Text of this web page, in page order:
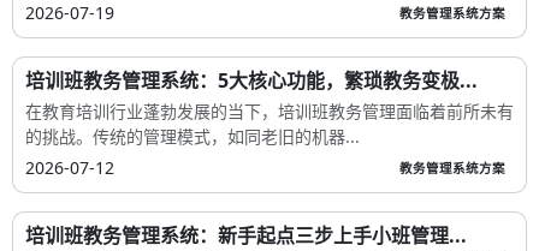
2026-07-19
教务管理系统方案
培训班教务管理系统：5大核心功能，繁琐教务变极...
在教育培训行业蓬勃发展的当下，培训班教务管理面临着前所未有
的挑战。传统的管理模式，如同老旧的机器...
2026-07-12
教务管理系统方案
培训班教务管理系统：新手起点三步上手小班管理...